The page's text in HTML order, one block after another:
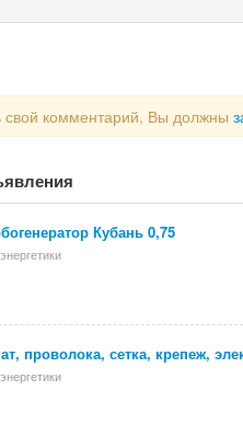
свой комментарий, Вы должны
Кубань 0,75
проволока, сетка, крепеж,